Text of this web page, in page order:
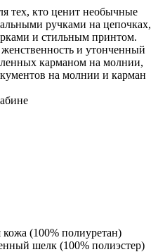
тех, кто ценит необычные
ручками на цепочках,
и стильным принтом.
и утонченный
карманом на молнии,
на молнии и карман
кожа (100% полиуретан)
шелк (100% полиэстер)